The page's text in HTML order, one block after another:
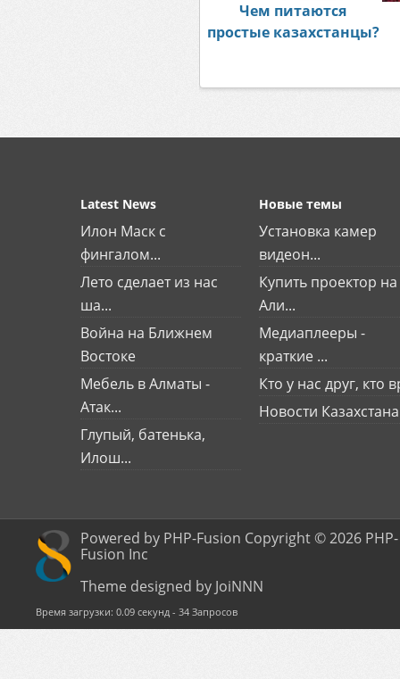
Чем питаются
простые казахстанцы?
Latest News
Илон Маск с
фингалом...
Лето сделает из нас
ша...
Война на Ближнем
Востоке
Мебель в Алматы -
Атак...
Глупый, батенька,
Илош...
Новые темы
Установка камер
видеон...
Купить проектор на
Али...
Медиаплееры -
краткие ...
Кто у нас друг, кто
Новости Казахстана
Powered by PHP-Fusion Copyright © 2026 PHP-
Fusion Inc
Theme designed by JoiNNN
Время загрузки: 0.09 секунд - 34 Запросов